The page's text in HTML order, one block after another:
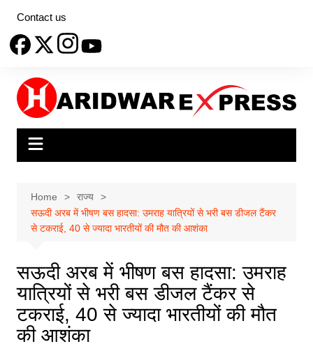
content
Contact us
Home
राज्य
सऊदी अरब में भीषण बस हादसा: उमराह यात्रियों से भरी बस डीजल टैंकर
से टकराई, 40 से ज्यादा भारतीयों की मौत की आशंका
सऊदी अरब में भीषण बस हादसा: उमराह
यात्रियों से भरी बस डीजल टैंकर से
टकराई, 40 से ज्यादा भारतीयों की मौत
की आशंका